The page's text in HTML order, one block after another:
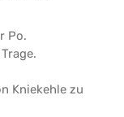
Po.
Kniekehle zu